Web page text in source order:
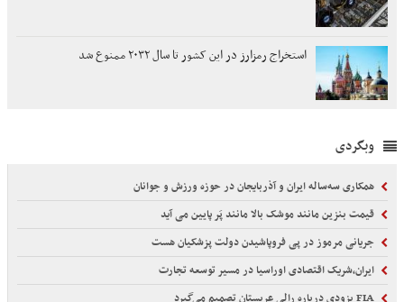
استخراج رمزارز در این کشور تا سال ۲۰۳۲ ممنوع شد
وبگردی
همکاری سه‌ساله ایران و آذربایجان در حوزه ورزش و جوانان
قیمت بنزین مانند موشک بالا مانند پَر پایین می آید
جریانی مرموز در پی فروپاشیدن دولت پزشکیان هست
ایران،شریک اقتصادی اوراسیا در مسیر توسعه تجارت